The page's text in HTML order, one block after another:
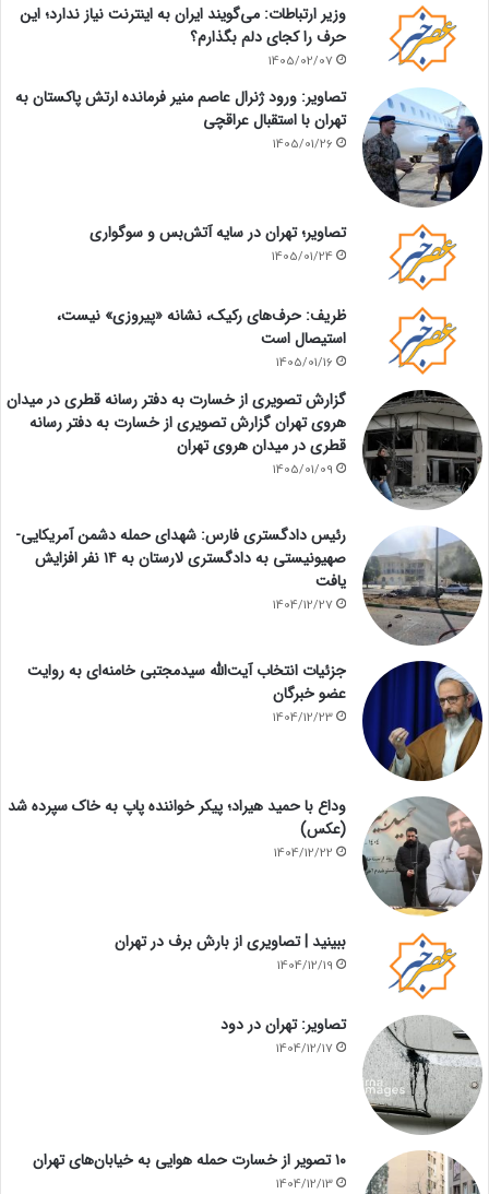
وزیر ارتباطات: می‌گویند ایران به اینترنت نیاز ندارد؛ این
حرف را کجای دلم بگذارم؟
1405/02/07
تصاویر: ورود ژنرال عاصم منیر فرمانده ارتش پاکستان به
تهران با استقبال عراقچی
1405/01/26
تصاویر؛ تهران در سایه آتش‌بس و سوگواری
1405/01/24
ظریف: حرف‌های رکیک، نشانه «پیروزی» نیست،
استیصال است
1405/01/16
گزارش تصویری از خسارت به دفتر رسانه قطری در میدان
هروی تهران گزارش تصویری از خسارت به دفتر رسانه
قطری در میدان هروی تهران
1405/01/09
رئیس دادگستری فارس: شهدای حمله دشمن آمریکایی-
صهیونیستی به دادگستری لارستان به ۱۴ نفر افزایش
یافت
1404/12/27
جزئیات انتخاب آیت‌الله سیدمجتبی خامنه‌ای به روایت
عضو خبرگان
1404/12/23
وداع با حمید هیراد؛ پیکر خواننده پاپ به خاک سپرده شد
(عکس)
1404/12/22
ببینید | تصاویری از بارش برف در تهران
1404/12/19
تصاویر: تهران در دود
1404/12/17
۱۰ تصویر از خسارت حمله هوایی به خیابان‌های تهران
1404/12/13